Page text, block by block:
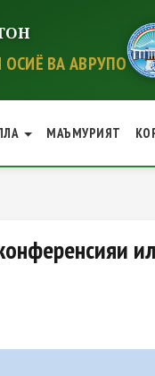
ВА АВРУПО
МАЪМУРИЯТ